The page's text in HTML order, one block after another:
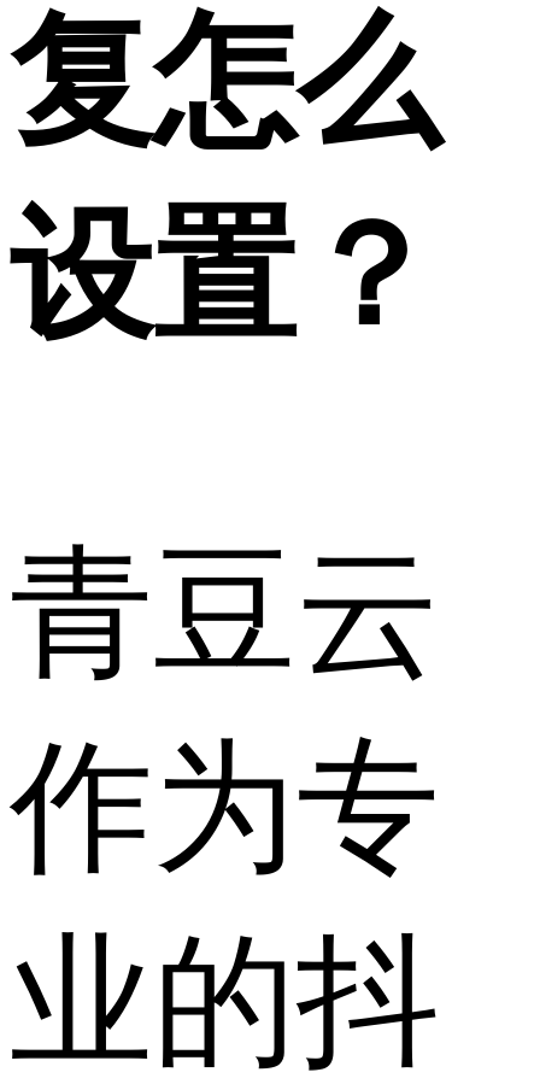
复怎么
设置？
青豆云
作为专
业的抖